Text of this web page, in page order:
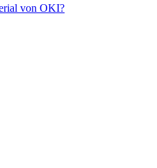
von OKI?